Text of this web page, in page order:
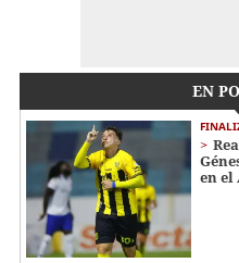
EN
en